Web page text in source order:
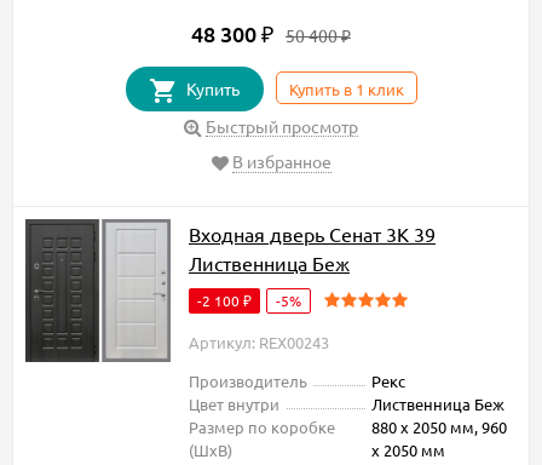
48 300 ₽ 50 400₽
Купить Купить в 1 клик
Быстрый просмотр
В избранное
Входная дверь Сенат 3К 39
Лиственница Беж
-2 100 ₽ -5%
Артикул: REX00243
Производитель
Рекс
Цвет внутри
Лиственница Беж
Размер по коробке
(ШxВ)
880 х 2050 мм, 960
х 2050 мм